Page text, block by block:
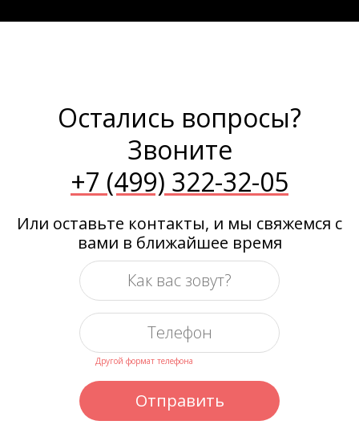
Остались вопросы?
Звоните
+7 (499) 322-32-05
Или оставьте контакты, и мы свяжемся с
вами в ближайшее время
Другой формат телефона
Отправить